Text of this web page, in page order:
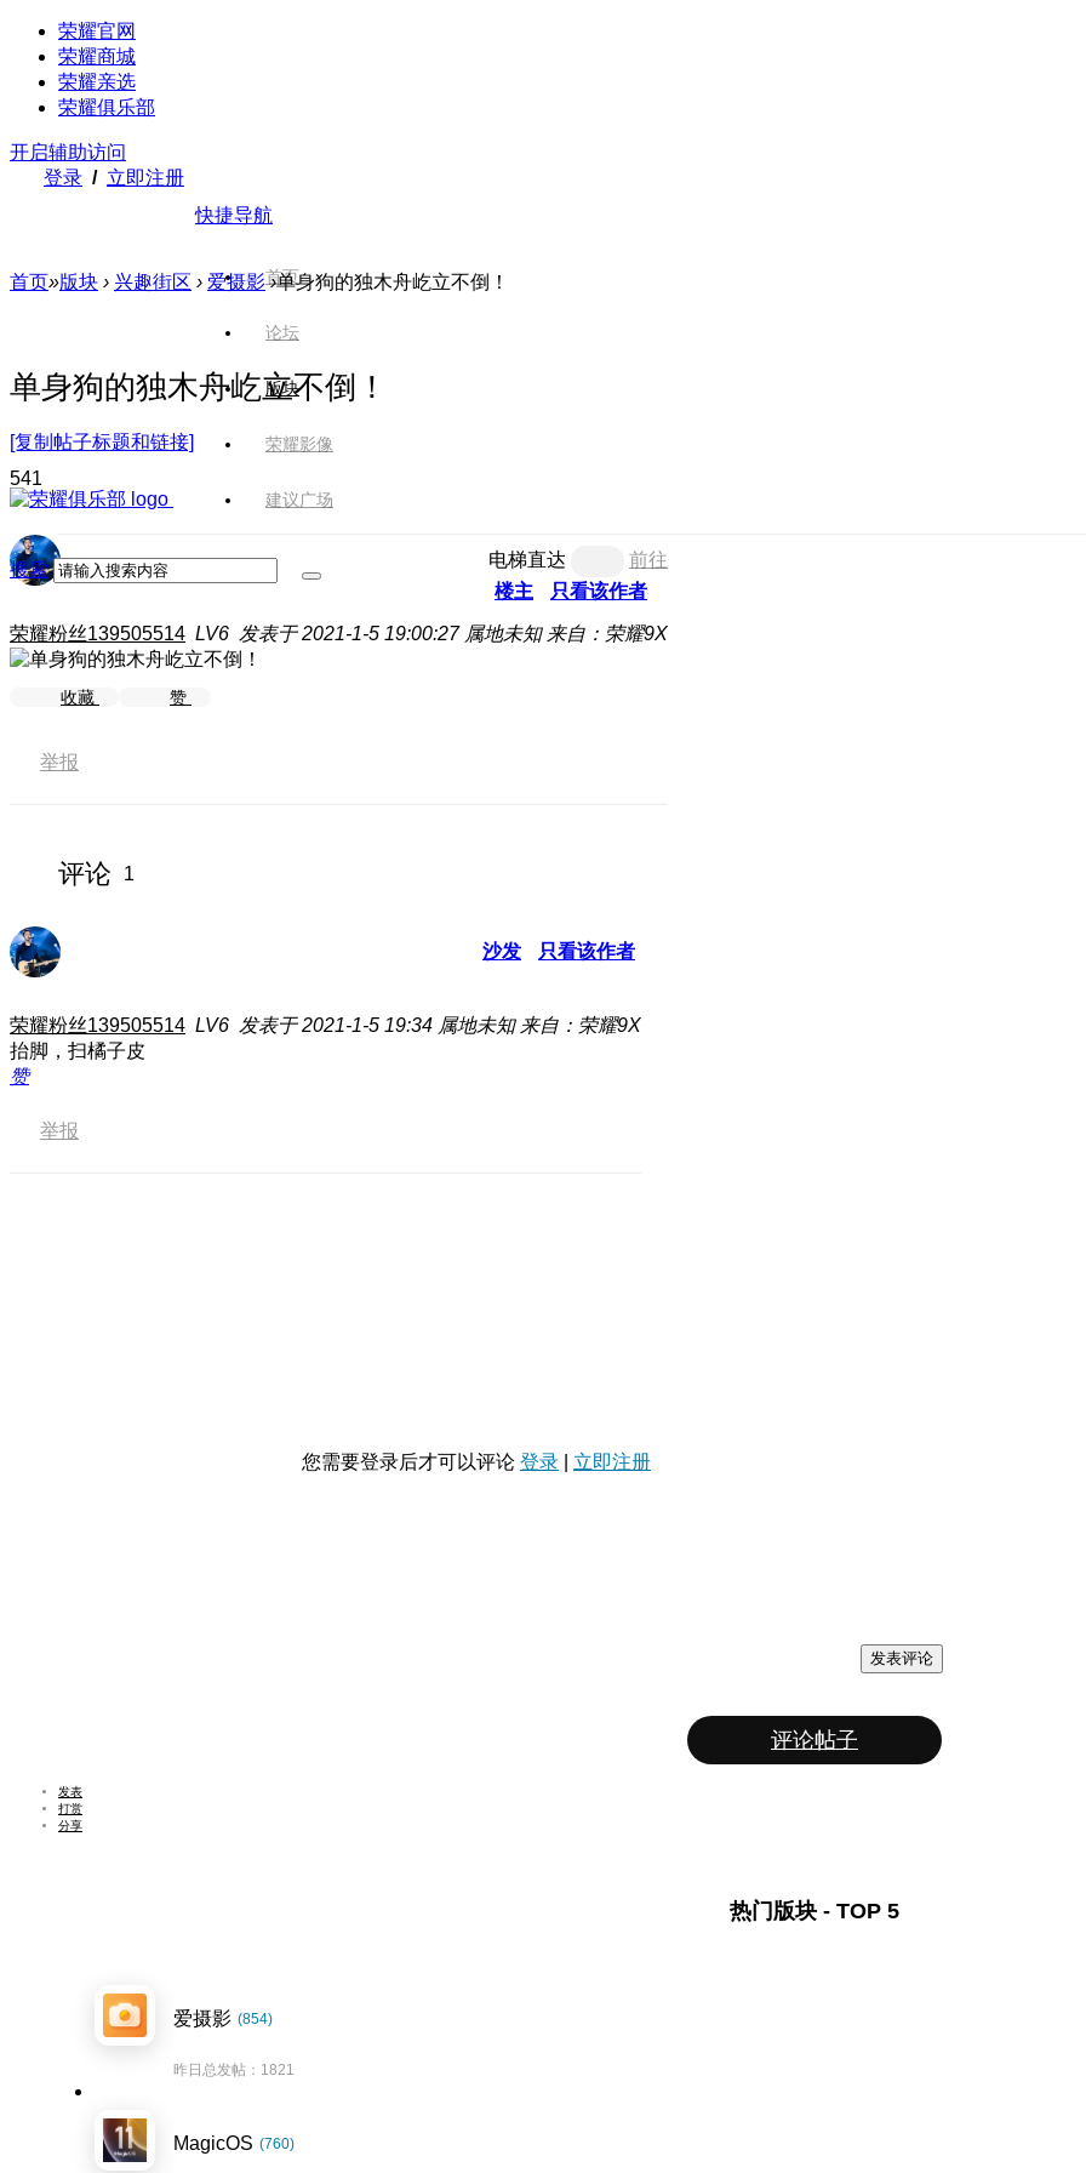
荣耀官网
荣耀商城
荣耀亲选
荣耀俱乐部
开启辅助访问
登录 / 立即注册
快捷导航
首页
论坛
版块
荣耀影像
建议广场
搜索
首页»版块 › 兴趣街区 › 爱摄影 ›单身狗的独木舟屹立不倒！
单身狗的独木舟屹立不倒！
[复制帖子标题和链接]
541
电梯直达
前往
楼主
只看该作者
荣耀粉丝139505514 LV6 发表于 2021-1-5 19:00:27 属地未知 来自：荣耀9X
收藏 赞
举报
评论 1
沙发 只看该作者
荣耀粉丝139505514 LV6 发表于 2021-1-5 19:34 属地未知 来自：荣耀9X
抬脚，扫橘子皮
赞
举报
您需要登录后才可以评论 登录 立即注册
发表评论
评论帖子
发表
打赏
分享
热门版块 - TOP 5
爱摄影 (854)
昨日总发帖：1821
MagicOS (760)